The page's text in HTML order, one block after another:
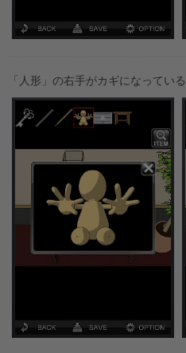
「人形」の右手がカギになっている